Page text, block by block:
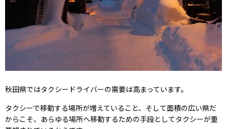
秋田県ではタクシードライバーの需要は高まっています。
タクシーで移動する場所が増えていること、そして面積の広い県だ
からこそ、あらゆる場所へ移動するための手段としてタクシーが重